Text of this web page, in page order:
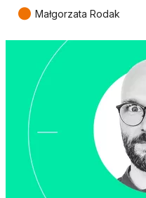
● Małgorzata Rodak